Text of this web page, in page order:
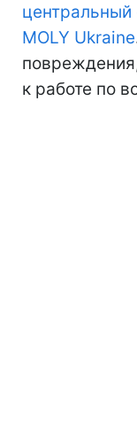
центральный
MOLY Ukraine
к работе по